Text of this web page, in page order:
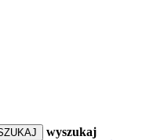
wyszukaj